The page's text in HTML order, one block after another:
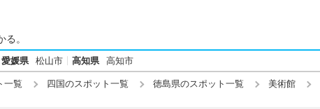
。
愛媛県 松山市 高知県 高知市
一覧 四国のスポット一覧 徳島県のスポット一覧 美術館